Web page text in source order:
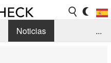
Noticias
...